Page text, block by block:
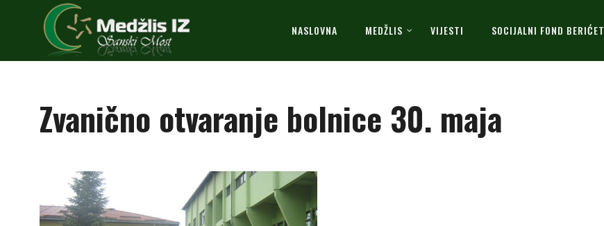
NASLOVNA MEDŽLIS VIJESTI SOCIJALNI FOND BERIĆET
Zvanično otvaranje bolnice 30. maja